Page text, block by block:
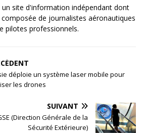
un site d'information indépendant dont
de journalistes aéronautiques
pilotes professionnels.
déploie un système laser mobile pour
les drones
SUIVANT
(Direction Générale de la
Sécurité Extérieure)